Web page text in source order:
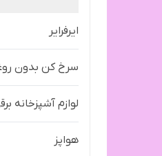
ایرفرایر
سرخ کن بدون
لوازم آشپزخانه
هواپز